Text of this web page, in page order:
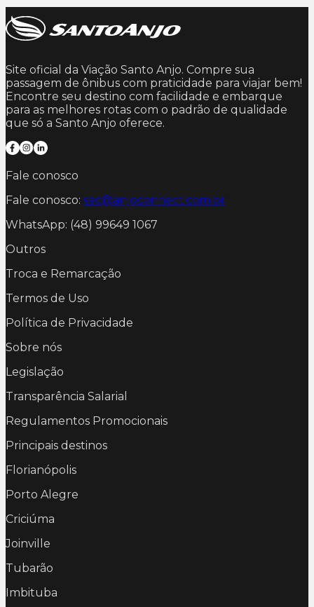
Site oficial da Viação Santo Anjo. Compre sua
passagem de ônibus com praticidade para viajar bem!
Encontre seu destino com facilidade e embarque
para as melhores rotas com o padrão de qualidade
que só a Santo Anjo oferece.
Fale conosco
Fale conosco: sac@anjoconnect.com.br
WhatsApp: (48) 99649 1067
Outros
Troca e Remarcação
Termos de Uso
Política de Privacidade
Sobre nós
Legislação
Transparência Salarial
Regulamentos Promocionais
Principais destinos
Florianópolis
Porto Alegre
Criciúma
Joinville
Tubarão
Imbituba